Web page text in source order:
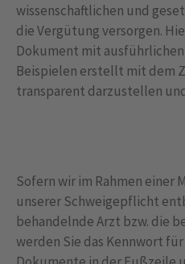
wissenschaftlichen und
die Vergütung versorgen.
Dokument mit
Beispielen erstellt mit dem
transparent darzustellen
Sofern wir im Rahmen einer
unserer Schweigepflicht
behandelnde Arzt bzw. die
werden Sie das Kennwort